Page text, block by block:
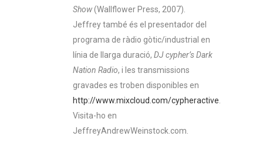
Show(Wallflower Press, 2007).
Jeffrey també és el presentador del
programa de ràdio gòtic/industrial en
línia de llarga duració, DJ cypher’s Dark
Nation Radio, i les transmissions
gravades es troben disponibles en
http://www.mixcloud.com/cypheractive
Visita-ho en
JeffreyAndrewWeinstock.com